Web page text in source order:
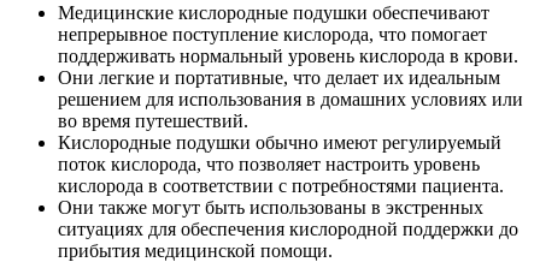
Медицинские кислородные подушки обеспечивают
непрерывное поступление кислорода, что помогает
поддерживать нормальный уровень кислорода в крови.
Они легкие и портативные, что делает их идеальным
решением для использования в домашних условиях или
во время путешествий.
Кислородные подушки обычно имеют регулируемый
поток кислорода, что позволяет настроить уровень
кислорода в соответствии с потребностями пациента.
Они также могут быть использованы в экстренных
ситуациях для обеспечения кислородной поддержки до
прибытия медицинской помощи.